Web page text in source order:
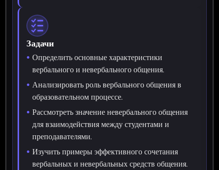
Задачи
Определить основные характеристики
вербального и невербального общения.
Анализировать роль вербального общения в
образовательном процессе.
Рассмотреть значение невербального общения
для взаимодействия между студентами и
преподавателями.
Изучить примеры эффективного сочетания
вербальных и невербальных средств общения.